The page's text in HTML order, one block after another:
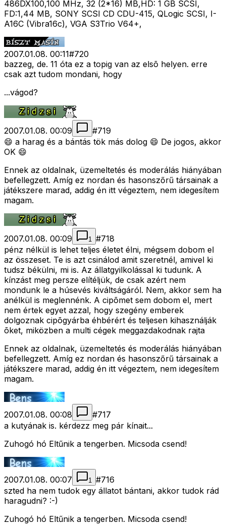
486DX100,100 MHz, 32 (2*16) MB,HD: 1 GB SCSI,
FD:1,44 MB, SONY SCSI CD CDU-415, QLogic SCSI, I-
A16C (Vibra16c), VGA S3Trio V64+,
2007.01.08. 00:11#720
bazzeg, de. 11 óta ez a topig van az elsõ helyen. erre
csak azt tudom mondani, hogy
...vágod?
2007.01.08. 00:09 #719
😄 a harag és a bántás tök más dolog 😄 De jogos, akkor
OK 😄
Ennek az oldalnak, üzemeltetés és moderálás hiányában
befellegzett. Amíg ez nordan és hasonszőrű társainak a
játékszere marad, addig én itt végeztem, nem idegesítem
magam.
2007.01.08. 00:09 1 #718
pénz nélkül is lehet teljes életet élni, mégsem dobom el
az összeset. Te is azt csinálod amit szeretnél, amivel ki
tudsz békülni, mi is. Az állatgyilkolással ki tudunk. A
kínzást meg persze elítéljük, de csak azért nem
mondunk le a húsevés kiváltságáról. Nem, akkor sem ha
anélkül is meglennénk. A cipõmet sem dobom el, mert
nem értek egyet azzal, hogy szegény emberek
dolgoznak cipõgyárba éhbérért és teljesen kihasználják
õket, miközben a multi cégek meggazdakodnak rajta
Ennek az oldalnak, üzemeltetés és moderálás hiányában
befellegzett. Amíg ez nordan és hasonszőrű társainak a
játékszere marad, addig én itt végeztem, nem idegesítem
magam.
2007.01.08. 00:08 #717
a kutyának is. kérdezz meg pár kínait...
Zuhogó hó Eltűnik a tengerben. Micsoda csend!
2007.01.08. 00:07 1 #716
szted ha nem tudok egy állatot bántani, akkor tudok rád
haragudni? :-)
Zuhogó hó Eltűnik a tengerben. Micsoda csend!